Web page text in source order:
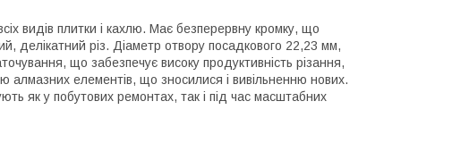
видів плитки і кахлю. Має безперервну кромку, що
делікатний різ. Діаметр отвору посадкового 22,23 мм,
що забезпечує високу продуктивність різання,
алмазних елементів, що зносилися і вивільненню нових.
як у побутових ремонтах, так і під час масштабних